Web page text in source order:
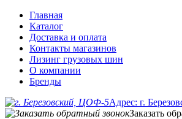
Главная
Каталог
Доставка и оплата
Контакты магазинов
Лизинг грузовых шин
О компании
Бренды
Адрес: г.
Заказать